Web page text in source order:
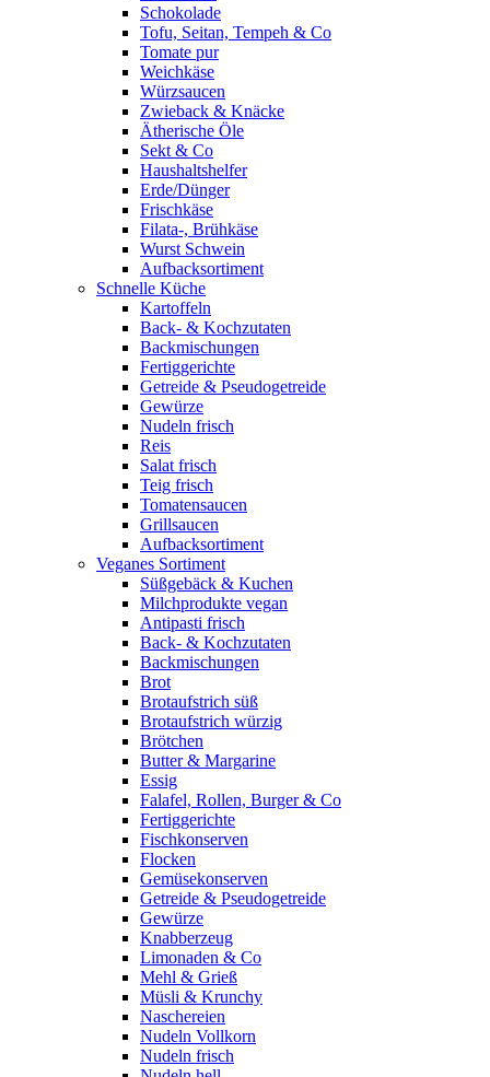
Schokolade
Tofu, Seitan, Tempeh & Co
Tomate pur
Weichkäse
Würzsaucen
Zwieback & Knäcke
Ätherische Öle
Sekt & Co
Haushaltshelfer
Erde/Dünger
Frischkäse
Filata-, Brühkäse
Wurst Schwein
Aufbacksortiment
Schnelle Küche
Kartoffeln
Back- & Kochzutaten
Backmischungen
Fertiggerichte
Getreide & Pseudogetreide
Gewürze
Nudeln frisch
Reis
Salat frisch
Teig frisch
Tomatensaucen
Grillsaucen
Aufbacksortiment
Veganes Sortiment
Süßgebäck & Kuchen
Milchprodukte vegan
Antipasti frisch
Back- & Kochzutaten
Backmischungen
Brot
Brotaufstrich süß
Brotaufstrich würzig
Brötchen
Butter & Margarine
Essig
Falafel, Rollen, Burger & Co
Fertiggerichte
Fischkonserven
Flocken
Gemüsekonserven
Getreide & Pseudogetreide
Gewürze
Knabberzeug
Limonaden & Co
Mehl & Grieß
Müsli & Krunchy
Naschereien
Nudeln Vollkorn
Nudeln frisch